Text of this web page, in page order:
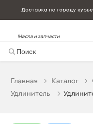
Масла и запчасти
Главная Катало
Удлинитель